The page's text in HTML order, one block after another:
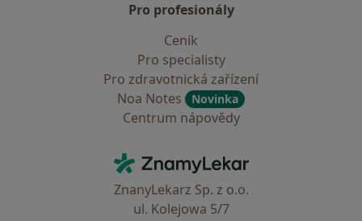
Pro profesionály
Ceník
Pro specialisty
Pro zdravotnická zařízení
Noa Notes
Novinka
Centrum nápovědy
ZnamyLekar - Hlavní stránka
ZnanyLekarz Sp. z o.o.
ul. Kolejowa 5/7